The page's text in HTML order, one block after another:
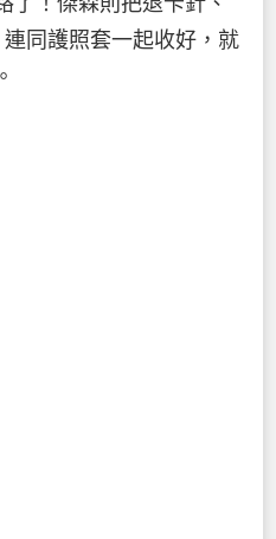
同護照套一起收好，就